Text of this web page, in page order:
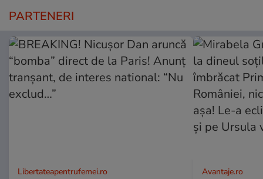
PARTENERI
Libertateapentrufemei.ro Avantaje.ro